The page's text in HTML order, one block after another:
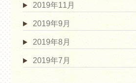
2019年11月
2019年9月
2019年8月
2019年7月